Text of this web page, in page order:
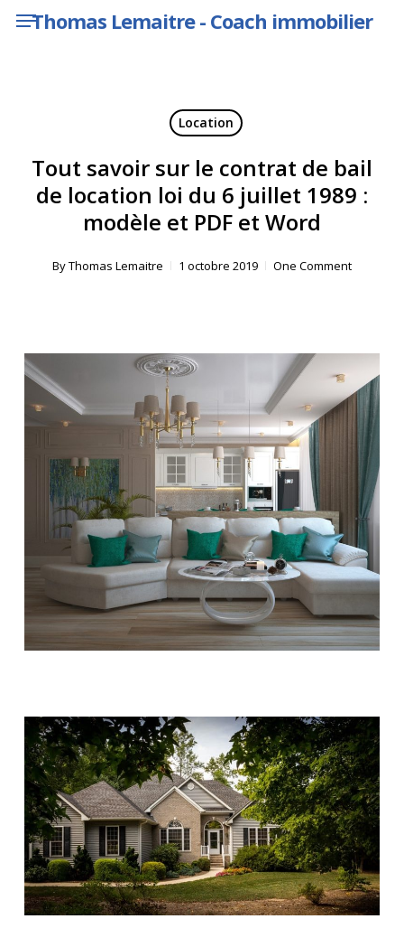
Skip Thomas Lemaitre - Coach immobilier
Menu
Location
Tout savoir sur le contrat de bail
de location loi du 6 juillet 1989 :
modèle et PDF et Word
ByThomas Lemaitre 1 octobre 2019 One Comment